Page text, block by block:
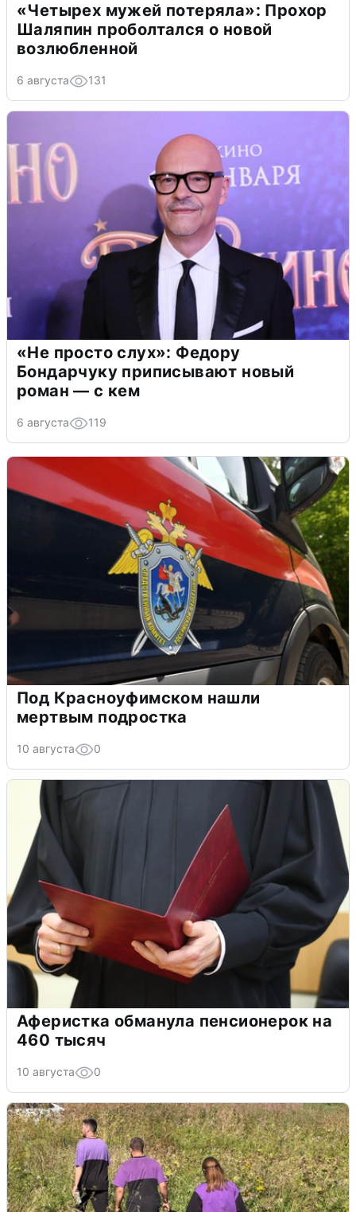
«Четырех мужей потеряла»: Прохор
Шаляпин проболтался о новой
возлюбленной
6 августа 131
«Не просто слух»: Федору
Бондарчуку приписывают новый
роман — с кем
6 августа 119
Под Красноуфимском нашли
мертвым подростка
10 августа 0
Аферистка обманула пенсионерок на
460 тысяч
10 августа 0